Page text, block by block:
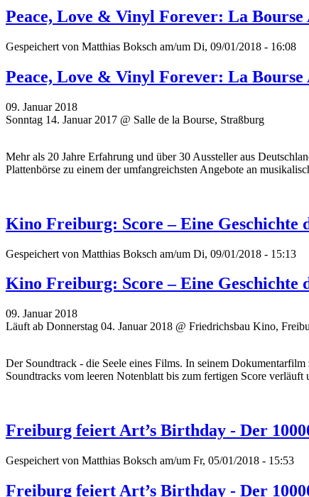
Peace, Love & Vinyl Forever: La Bourse
Gespeichert von Matthias Boksch am/um Di, 09/01/2018 - 16:08
Peace, Love & Vinyl Forever: La Bourse
09. Januar 2018
Sonntag 14. Januar 2017 @ Salle de la Bourse, Straßburg
Mehr als 20 Jahre Erfahrung und über 30 Aussteller aus
Plattenbörse zu einem der umfangreichsten Angebote an
Kino Freiburg: Score – Eine Geschichte
Gespeichert von Matthias Boksch am/um Di, 09/01/2018 - 15:13
Kino Freiburg: Score – Eine Geschichte
09. Januar 2018
Läuft ab Donnerstag 04. Januar 2018 @ Friedrichsbau Kino,
Der Soundtrack - die Seele eines Films. In seinem
Soundtracks vom leeren Notenblatt bis zum fertigen Score
Freiburg feiert Art’s Birthday - Der
Gespeichert von Matthias Boksch am/um Fr, 05/01/2018 - 15:53
Freiburg feiert Art’s Birthday - Der